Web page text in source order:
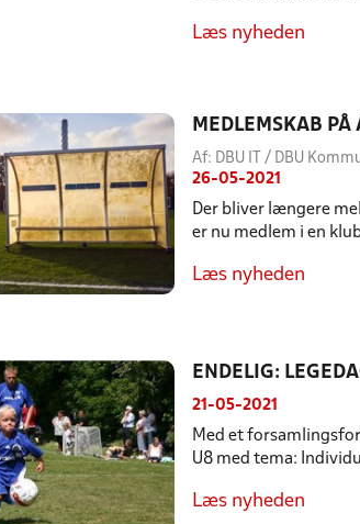
Læs nyheden
MEDLEMSKAB
Af: DBU IT / DBU
26-05-2021
Der bliver længere
er nu medlem i en
Læs nyheden
ENDELIG:
21-05-2021
Med et
U8 med tema:
Læs nyheden